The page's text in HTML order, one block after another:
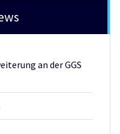
an der GGS